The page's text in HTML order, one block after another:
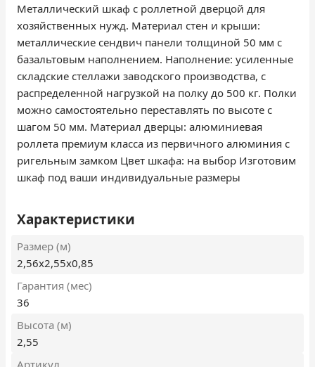
Металлический шкаф с роллетной дверцой для
хозяйственных нужд. Материал стен и крыши:
металлические сендвич панели толщиной 50 мм с
базальтовым наполнением. Наполнение: усиленные
складские стеллажи заводского производства, с
распределенной нагрузкой на полку до 500 кг. Полки
можно самостоятельно переставлять по высоте с
шагом 50 мм. Материал дверцы: алюминиевая
роллета премиум класса из первичного алюминия с
ригельным замком Цвет шкафа: на выбор Изготовим
шкаф под ваши индивидуальные размеры
Характеристики
Размер (м)
2,56x2,55x0,85
Гарантия (мес)
36
Высота (м)
2,55
Артикул